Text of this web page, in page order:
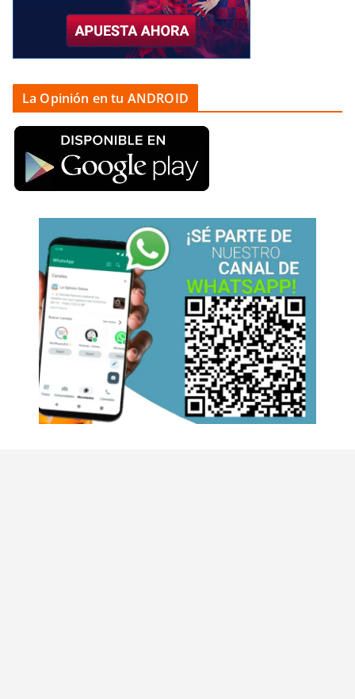
La Opinión en tu ANDROID